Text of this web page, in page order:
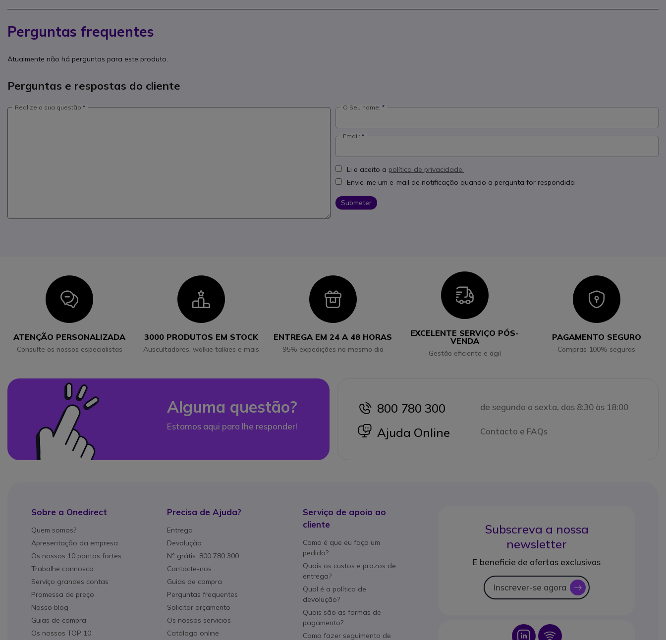
Perguntas frequentes
Atualmente não há perguntas para este produto.
Perguntas e respostas do cliente
Realize a sua questão O Seu nome:
Email:
Li e aceito a política de privacidade.
Envie-me um e-mail de notificação quando a pergunta for respondida
Submeter
Icon
ATENÇÃO PERSONALIZADA
Consulte os nossos especialistas
Icon
3000 PRODUTOS EM STOCK
Auscultadores, walkie talkies e mais
Icon
ENTREGA EM 24 A 48 HORAS
95% expedições no mesmo dia
Icon
EXCELENTE SERVIÇO PÓS-
VENDA
Gestão eficiente e ágil
Icon
PAGAMENTO SEGURO
Compras 100% seguras
Alguma questão?
Estamos aqui para lhe responder!
icon
800 780 300 de segunda a sexta, das 8:30 às 18:00
icon
Ajuda Online Contacto e FAQs
Sobre a Onedirect
Quem somos?
Apresentação da empresa
Os nossos 10 pontos fortes
Trabalhe connosco
Serviço grandes contas
Promessa de preço
Nosso blog
Guias de compra
Os nossos TOP 10
Precisa de Ajuda?
Entrega
Devolução
N° grátis: 800 780 300
Contacte-nos
Guias de compra
Perguntas frequentes
Solicitar orçamento
Os nossos servicios
Catálogo online
Serviço de apoio ao
cliente
Como é que eu faço um
pedido?
Quais os custos e prazos de
entrega?
Qual é a política de
devolução?
Quais são as formas de
pagamento?
Como fazer seguimento de
Subscreva a nossa
newsletter
E beneficie de ofertas exclusivas
Inscrever-se agora icon
Icon Icon